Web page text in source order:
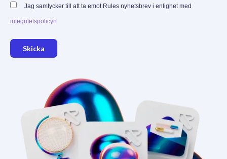
Jag samtycker till att ta emot Rules nyhetsbrev i enlighet med
integritetspolicyn
Skicka